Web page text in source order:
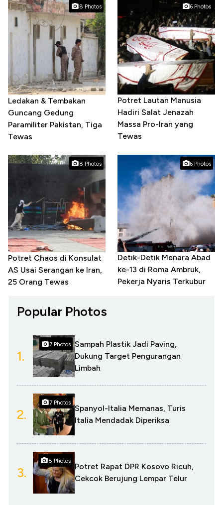
8 Photos
Ledakan & Tembakan
Guncang Gedung
Paramiliter Pakistan, Tiga
Tewas
6 Photos
Potret Lautan Manusia
Hadiri Salat Jenazah
Massa Pro-Iran yang
Tewas
8 Photos
Potret Chaos di Konsulat
AS Usai Serangan ke Iran,
25 Orang Tewas
6 Photos
Detik-Detik Menara Abad
ke-13 di Roma Ambruk,
Pekerja Nyaris Terkubur
Popular Photos
1.
7 Photos
Sampah Plastik Jadi Paving,
Dukung Target Pengurangan
Limbah
2.
7 Photos
Spanyol-Italia Memanas, Turis
Italia Mendadak Diperiksa
3.
8 Photos
Potret Rapat DPR Kosovo Ricuh,
Cekcok Berujung Lempar Telur